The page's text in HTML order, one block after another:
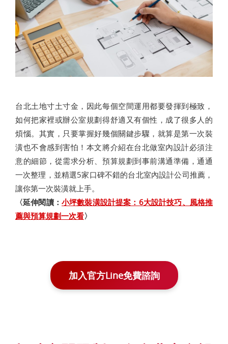
台北土地寸土寸金，因此每個空間運用都要發揮到極致，
如何把家裡或辦公室規劃得舒適又有個性，成了很多人的
煩惱。其實，只要掌握好幾個關鍵步驟，就算是第一次裝
潢也不會感到害怕！本文將介紹在台北做室內設計必須注
意的細節，從需求分析、預算規劃到事前溝通準備，通通
一次整理，並精選5家口碑不錯的台北室內設計公司推薦，
讓你第一次裝潢就上手。
〈延伸閱讀： 小坪數裝潢設計提案：6大設計技巧、風格推
薦與預算規劃一次看〉
加入官方Line免費諮詢